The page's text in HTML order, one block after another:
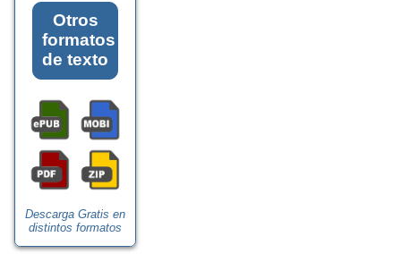
Otros
formatos
de texto
Descarga Gratis en
distintos formatos